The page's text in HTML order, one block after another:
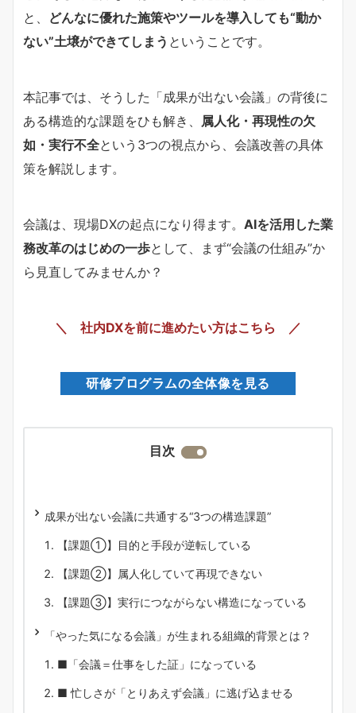
と、 どんなに優れた施策やツールを導入しても“動か
ない”土壌ができてしまう ということです。
本記事では、そうした「成果が出ない会議」の背後に
ある構造的な課題をひも解き、 属人化・再現性の欠
如・実行不全という3つの視点から、会議改善の具体
策を解説します。
会議は、現場DXの起点になり得ます。 AIを活用した業
務改革のはじめの一歩として、まず“会議の仕組み”か
ら見直してみませんか？
＼ 社内DXを前に進めたい方はこちら ／
研修プログラムの全体像を見る
目次
成果が出ない会議に共通する“3つの構造課題”
【課題①】目的と手段が逆転している
【課題②】属人化していて再現できない
【課題③】実行につながらない構造になっている
「やった気になる会議」が生まれる組織的背景とは？
■「会議＝仕事をした証」になっている
■ 忙しさが「とりあえず会議」に逃げ込ませる